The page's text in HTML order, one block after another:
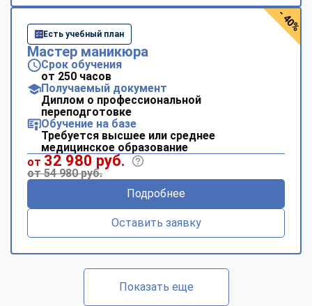
Есть учебный план
Мастер маникюра
Срок обучения
от 250 часов
Получаемый документ
Диплом о профессиональной
переподготовке
Обучение на базе
Требуется высшее или среднее
медицинское образование
от 32 980 руб.
от 54 980 руб.
Подробнее
Оставить заявку
- 40%
Показать еще